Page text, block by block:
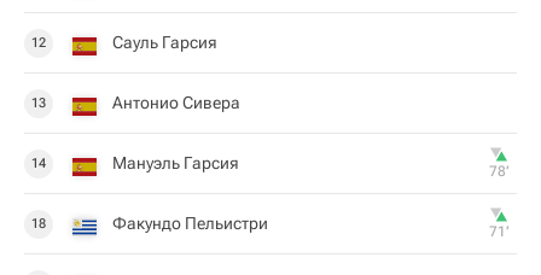
12 Сауль Гарсия
13 Антонио Сивера
14 Мануэль Гарсия 78‎’‎
18 Факундо Пельистри 71‎’‎